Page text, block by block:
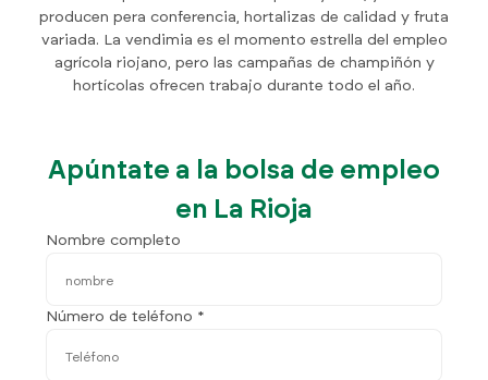
producen pera conferencia, hortalizas de calidad y fruta
variada. La vendimia es el momento estrella del empleo
agrícola riojano, pero las campañas de champiñón y
hortícolas ofrecen trabajo durante todo el año.
Apúntate a la bolsa de empleo
en La Rioja
Nombre completo
Número de teléfono *